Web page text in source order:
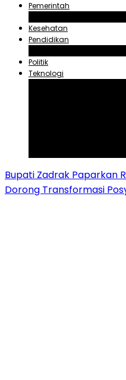
Pemerintah
Kesehatan
Pendidikan
Politik
Teknologi
Bupati Zadrak Paparkan
Dorong Transformasi